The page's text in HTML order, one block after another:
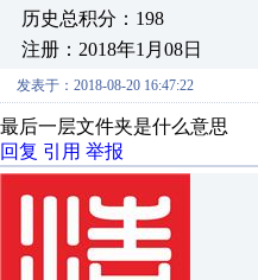
历史总积分：198
注册：2018年1月08日
发表于：2018-08-20 16:47:22
最后一层文件夹是什么意思
回复 引用 举报